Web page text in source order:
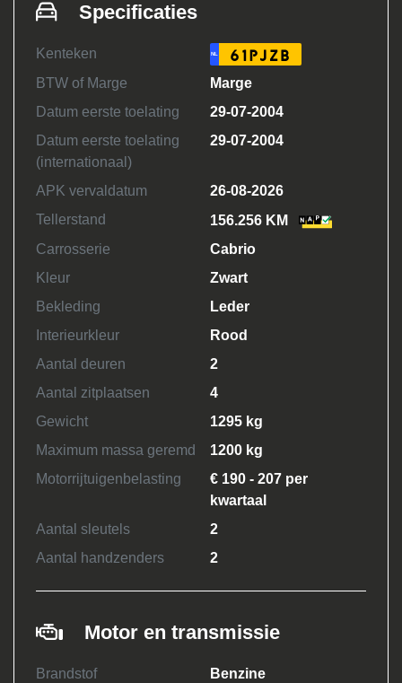
Specificaties
Kenteken NL 61PJZB
BTW of Marge
Marge
Datum eerste toelating
29-07-2004
Datum eerste toelating
(internationaal)
29-07-2004
APK vervaldatum
26-08-2026
Tellerstand
156.256 KM
Carrosserie
Cabrio
Kleur
Zwart
Bekleding
Leder
Interieurkleur
Rood
Aantal deuren
2
Aantal zitplaatsen
4
Gewicht
1295 kg
Maximum massa geremd
1200 kg
Motorrijtuigenbelasting
€ 190 - 207 per
kwartaal
Aantal sleutels
2
Aantal handzenders
2
Motor en transmissie
Brandstof
Benzine